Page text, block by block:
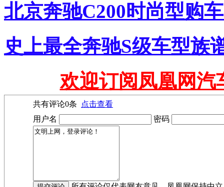
北京奔驰C200时尚型购
史上最全奔驰S级车型族
欢迎订阅凤凰网汽
共有评论0条
点击查看
用户名
密码